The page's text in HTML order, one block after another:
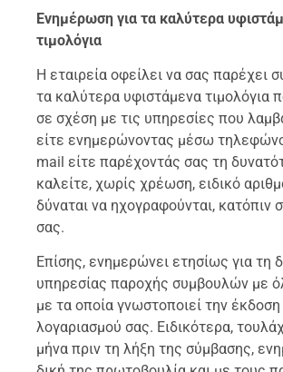
Ενημέρωση για τα καλύτερα
τιμολόγια
Η εταιρεία οφείλει να σας παρέχει
τα καλύτερα υφιστάμενα τιμολόγια
σε σχέση με τις υπηρεσίες που
είτε ενημερώνοντας μέσω
mail είτε παρέχοντάς σας τη
καλείτε, χωρίς χρέωση, ειδικό
δύναται να ηχογραφούνται, κατόπιν
σας.
Επίσης, ενημερώνει ετησίως για τη
υπηρεσίας παροχής συμβουλών με
με τα οποία γνωστοποιεί την έκδοση
λογαριασμού σας. Ειδικότερα,
μήνα πριν τη λήξη της σύμβασης,